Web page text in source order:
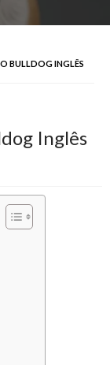
BULLDOG INGLÊS
Inglês